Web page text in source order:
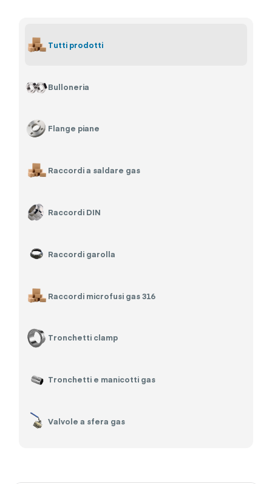
Tutti prodotti
Bulloneria
Flange piane
Raccordi a saldare gas
Raccordi DIN
Raccordi garolla
Raccordi microfusi gas 316
Tronchetti clamp
Tronchetti e manicotti gas
Valvole a sfera gas